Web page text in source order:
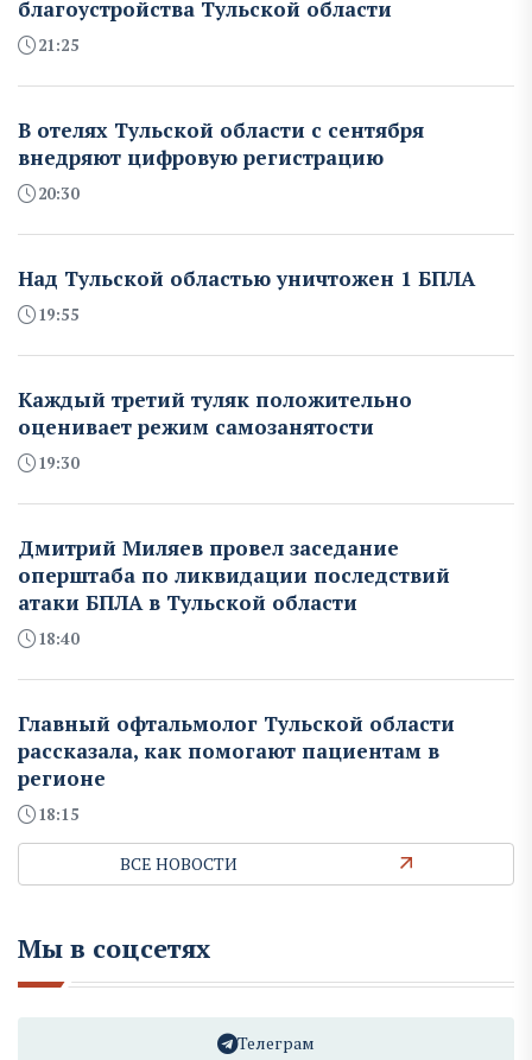
благоустройства Тульской области
21:25
В отелях Тульской области с сентября
внедряют цифровую регистрацию
20:30
Над Тульской областью уничтожен 1 БПЛА
19:55
Каждый третий туляк положительно
оценивает режим самозанятости
19:30
Дмитрий Миляев провел заседание
оперштаба по ликвидации последствий
атаки БПЛА в Тульской области
18:40
Главный офтальмолог Тульской области
рассказала, как помогают пациентам в
регионе
18:15
ВСЕ НОВОСТИ
Мы в соцсетях
Телеграм